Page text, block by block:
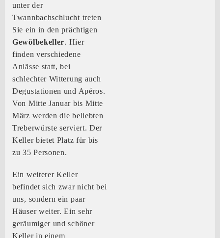
unter der
Twannbachschlucht treten
Sie ein in den prächtigen
Gewölbekeller. Hier
finden verschiedene
Anlässe statt, bei
schlechter Witterung auch
Degustationen und Apéros.
Von Mitte Januar bis Mitte
März werden die beliebten
Treberwürste serviert. Der
Keller bietet Platz für bis
zu 35 Personen.
Ein weiterer Keller
befindet sich zwar nicht bei
uns, sondern ein paar
Häuser weiter. Ein sehr
geräumiger und schöner
Keller in einem